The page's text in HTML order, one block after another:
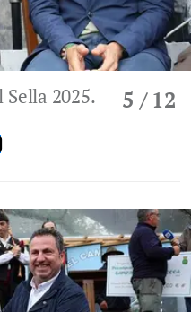
5 / 12
2025.